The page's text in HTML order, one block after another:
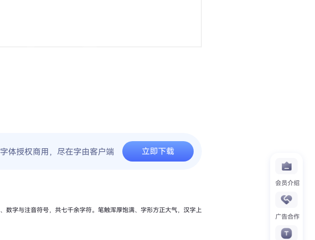
会员介绍
广告合作
体授权商用，尽在字由客户端 立即下载
数字与注音符号，共七千余字符。笔触浑厚饱满、字形方正大气，汉字上